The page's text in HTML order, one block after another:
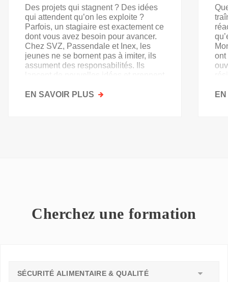
Des projets qui stagnent ? Des idées
qui attendent qu’on les exploite ?
Parfois, un stagiaire est exactement ce
dont vous avez besoin pour avancer.
Chez SVZ, Passendale et Inex, les
jeunes ne se bornent pas à imiter, ils
assument des responsabilités. Ils
lancent de nouvelles idées et prennent
EN SAVOIR PLUS SUR
ont
Cherchez une formation
SÉCURITÉ ALIMENTAIRE & QUALITÉ